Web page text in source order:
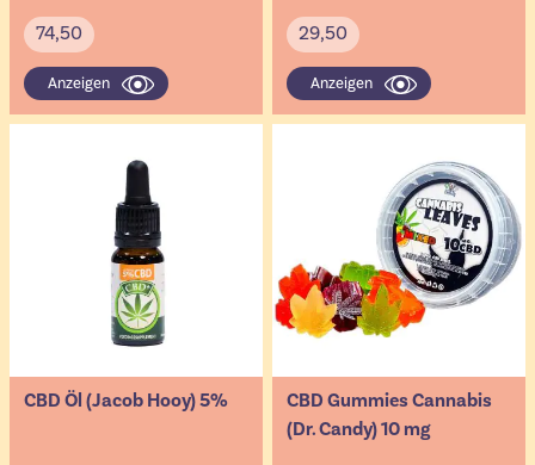
74,50
Anzeigen
29,50
Anzeigen
CBD Öl (Jacob Hooy) 5%
CBD Gummies Cannabis
(Dr. Candy) 10 mg